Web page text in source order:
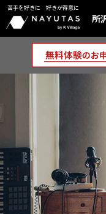
苦手を好きに 好きが得意に
所